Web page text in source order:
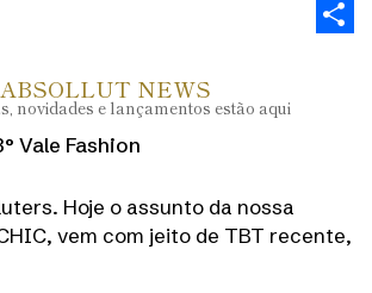
Email
ABSOLLUT NEWS
novidades e lançamentos estão aqui
Vale Fashion
Hoje o assunto da nossa
vem com jeito de TBT recente,